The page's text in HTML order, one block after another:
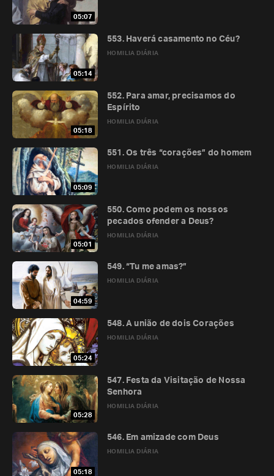
05:07
05:14
HOMILIA DIÁRIA
553. Haverá casamento no Céu?
05:18
HOMILIA DIÁRIA
552. Para amar, precisamos do
Espírito
05:09
HOMILIA DIÁRIA
551. Os três “corações” do homem
05:01
HOMILIA DIÁRIA
550. Como podem os nossos
pecados ofender a Deus?
04:59
HOMILIA DIÁRIA
549. “Tu me amas?”
05:24
HOMILIA DIÁRIA
548. A união de dois Corações
05:28
HOMILIA DIÁRIA
547. Festa da Visitação de Nossa
Senhora
05:18
HOMILIA DIÁRIA
546. Em amizade com Deus